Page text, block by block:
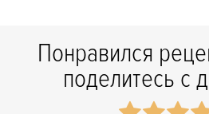
Понравился
поделитесь с